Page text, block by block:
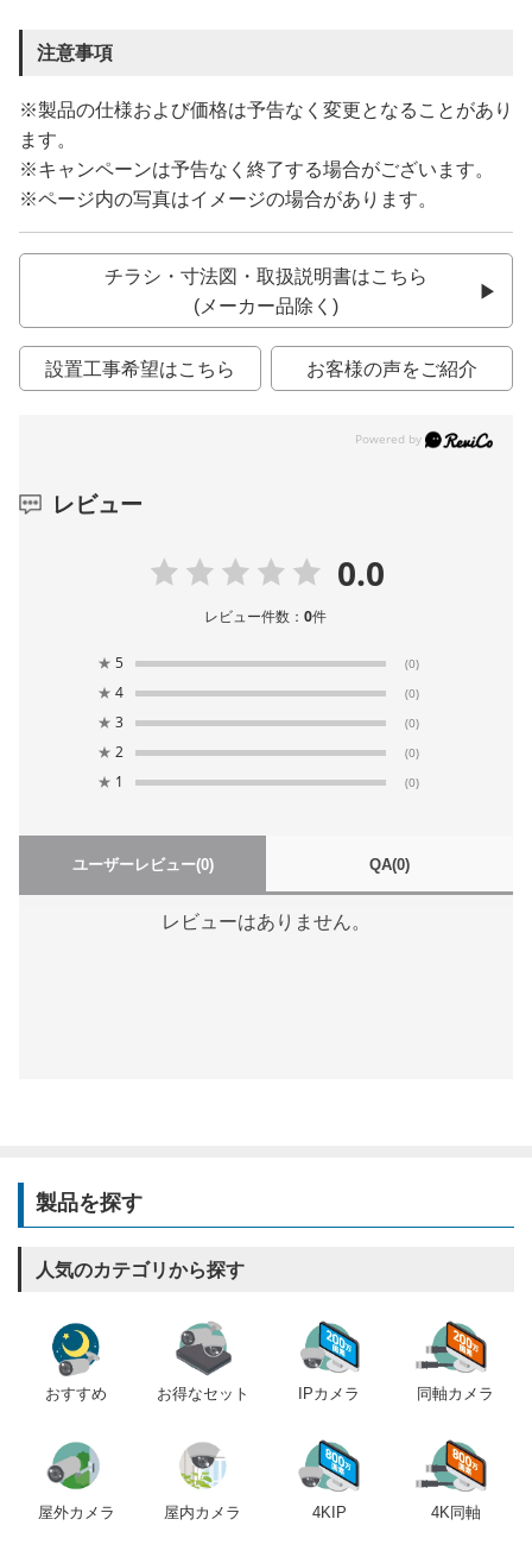
注意事項
※製品の仕様および価格は予告なく変更となることがあり
ます。
※キャンペーンは予告なく終了する場合がございます。
※ページ内の写真はイメージの場合があります。
チラシ・寸法図・取扱説明書はこちら
(メーカー品除く)
設置工事希望はこちら お客様の声をご紹介
レビュー
0.0
レビュー件数：0件
★ 5 (0)
★ 4 (0)
★ 3 (0)
★ 2 (0)
★ 1 (0)
ユーザーレビュー(0) QA(0)
レビューはありません。
製品を探す
人気のカテゴリから探す
おすすめ お得なセット IPカメラ 同軸カメラ
屋外カメラ 屋内カメラ 4KIP 4K同軸